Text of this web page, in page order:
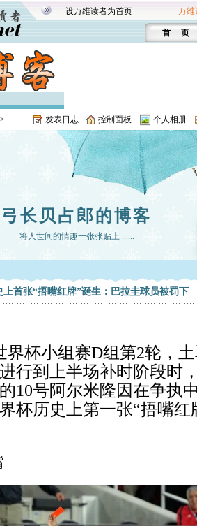
设万维读者为首页 万维
首 页
发表日志 控制面板 个人相册
弓长贝占郎的博客
将人世间的情趣一张张贴上 ......
首张“捂嘴红牌”诞生：巴拉圭球员被罚下
界杯小组赛D组第2轮，
行到上半场补时阶段时
10号阿尔米隆因在争执
杯历史上第一张“捂嘴红